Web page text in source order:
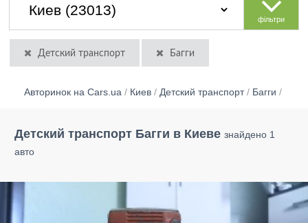
фільтри
Детский транспорт Багги
Авторинок на Cars.ua / Киев / Детский транспорт/ Багги /
Детский транспорт Багги в Киеве знайдено 1
авто